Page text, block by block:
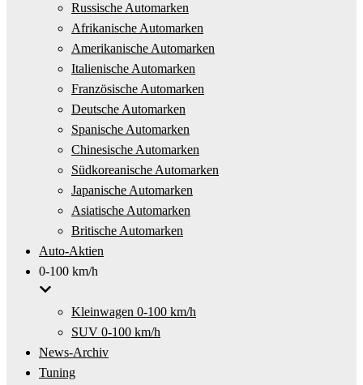
Russische Automarken
Afrikanische Automarken
Amerikanische Automarken
Italienische Automarken
Französische Automarken
Deutsche Automarken
Spanische Automarken
Chinesische Automarken
Südkoreanische Automarken
Japanische Automarken
Asiatische Automarken
Britische Automarken
Auto-Aktien
0-100 km/h
Kleinwagen 0-100 km/h
SUV 0-100 km/h
News-Archiv
Tuning